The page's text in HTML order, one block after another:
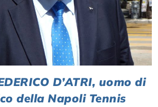
D’ATRI, uomo di
della Napoli Tennis